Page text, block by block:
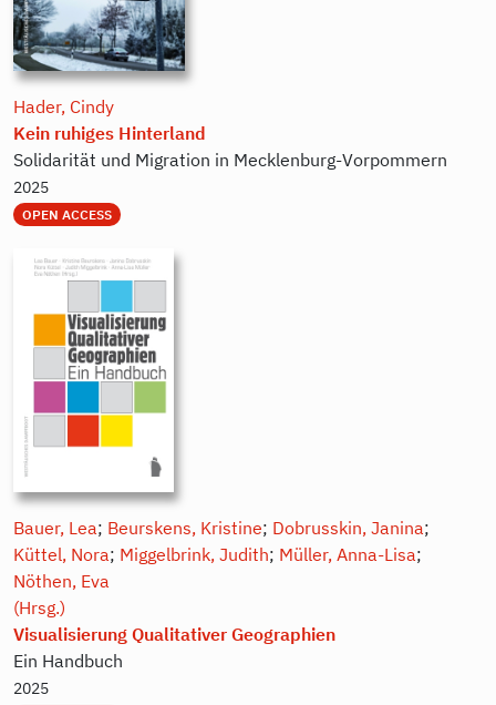
Hader, Cindy
Kein ruhiges Hinterland
Solidarität und Migration in Mecklenburg-Vorpommern
2025
OPEN ACCESS
Bauer, Lea; Beurskens, Kristine; Dobrusskin, Janina;
Küttel, Nora; Miggelbrink, Judith; Müller, Anna-Lisa;
Nöthen, Eva
(Hrsg.)
Visualisierung Qualitativer Geographien
Ein Handbuch
2025